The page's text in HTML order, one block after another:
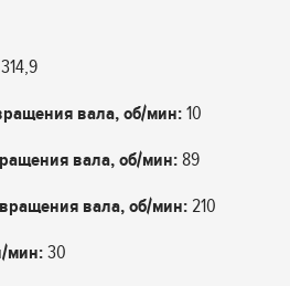
314,9
вала, об/мин: 10
вала, об/мин: 89
вала, об/мин: 210
мин: 30